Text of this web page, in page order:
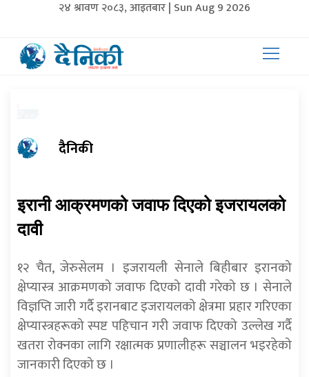
२४ श्रावण २०८३, आइतबार | Sun Aug 9 2026
दैनिकी
इरानी आक्रमणको जवाफ दिएको इजरायलको
दावी
१२ चैत, जेरुसेलम । इजरायली सेनाले बिहीबार इरानको
क्षेप्यास्त्र आक्रमणको जवाफ दिएको दावी गरेको छ । सेनाले
विज्ञप्ति जारी गर्दै इरानबाट इजरायलको क्षेत्रमा प्रहार गरिएका
क्षेप्यास्त्रहरूको स्पष्ट पहिचान गरी जवाफ दिएको उल्लेख गर्दै
खतरा रोक्नका लागि रक्षात्मक प्रणालीहरू सञ्चालन भइरहेको
जानकारी दिएको छ ।